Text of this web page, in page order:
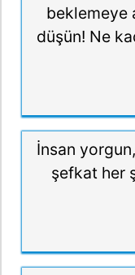
beklemeye
düşün! Ne
İnsan
şefkat her